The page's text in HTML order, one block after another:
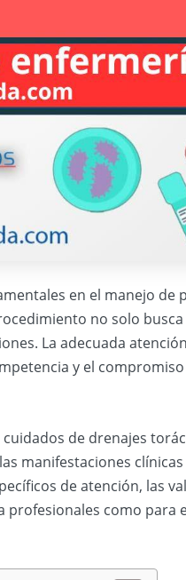
en el manejo de
no solo
La adecuada
y el
de drenajes
manifestaciones
de atención, las
profesionales como